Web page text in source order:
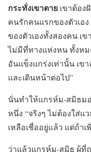
กระทั่งเขาตาย เขาต้อง
คนรักคนแรกของตัวเอ
ของตัวเองทั้งสองคน เ
ไม่มีที่ทางแห่งหน ทั้งห
อันแข็งแกร่งเท่านั้น เข
และเดินหน้าต่อไป”
นั่นทำให้แกรห์ม-สมิธม
หนึ่ง “จริงๆ ไม่ต้องใส่แ
เหลือเชื่ออยู่แล้ว แต่ถ้า
ว่าแล้วแกรห์ม-สมิธ ผู้ที่